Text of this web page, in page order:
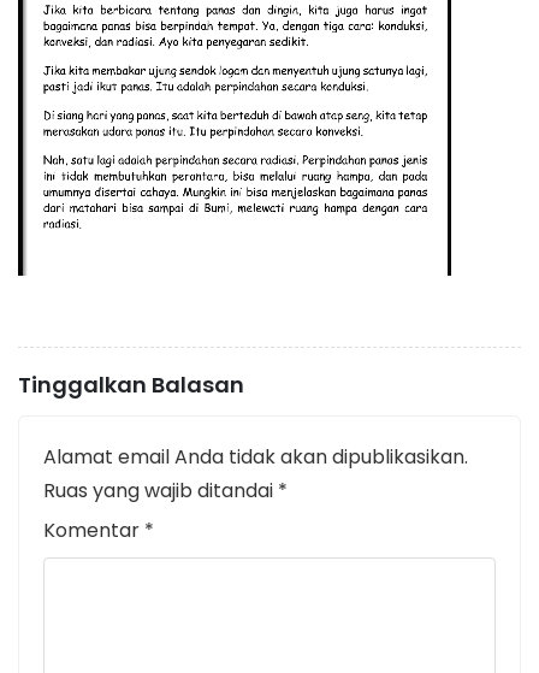
Tinggalkan Balasan
Alamat email Anda tidak akan dipublikasikan.
Ruas yang wajib ditandai *
Komentar *